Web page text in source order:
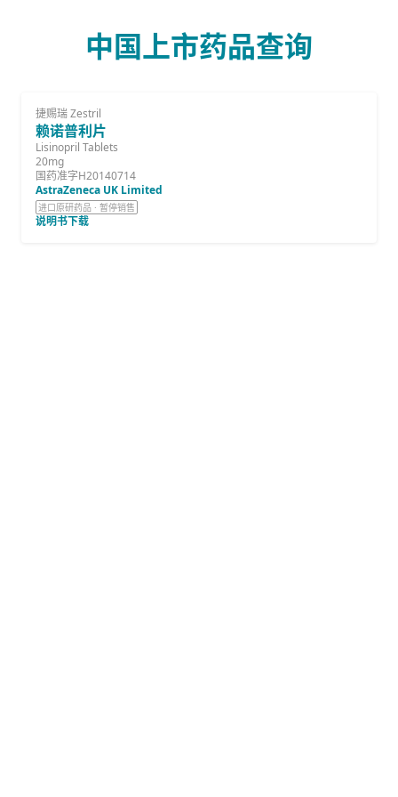
中国上市药品查询
捷赐瑞 Zestril
赖诺普利片
Lisinopril Tablets
20mg
国药准字H20140714
AstraZeneca UK Limited
进口原研药品 · 暂停销售
说明书下载